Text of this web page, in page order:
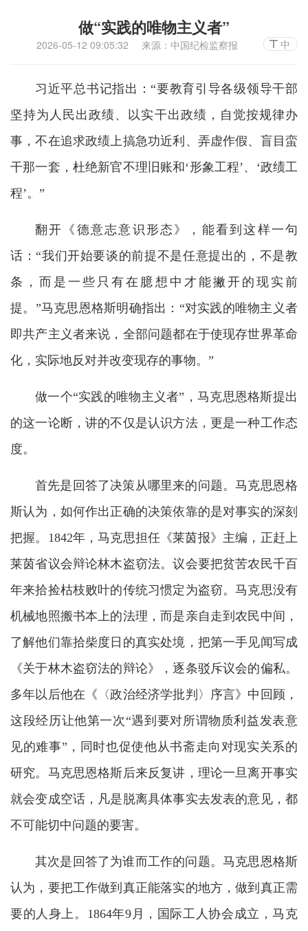
做“实践的唯物主义者”
2026-05-12 09:05:32 来源：中国纪检监察报 中
习近平总书记指出：“要教育引导各级领导干部
坚持为人民出政绩、以实干出政绩，自觉按规律办
事，不在追求政绩上搞急功近利、弄虚作假、盲目蛮
干那一套，杜绝新官不理旧账和‘形象工程’、‘政绩工
程’。”
翻开《德意志意识形态》，能看到这样一句
话：“我们开始要谈的前提不是任意提出的，不是教
条，而是一些只有在臆想中才能撇开的现实前
提。”马克思恩格斯明确指出：“对实践的唯物主义者
即共产主义者来说，全部问题都在于使现存世界革命
化，实际地反对并改变现存的事物。”
做一个“实践的唯物主义者”，马克思恩格斯提出
的这一论断，讲的不仅是认识方法，更是一种工作态
度。
首先是回答了决策从哪里来的问题。马克思恩格
斯认为，如何作出正确的决策依靠的是对事实的深刻
把握。1842年，马克思担任《莱茵报》主编，正赶上
莱茵省议会辩论林木盗窃法。议会要把贫苦农民千百
年来拾捡枯枝败叶的传统习惯定为盗窃。马克思没有
机械地照搬书本上的法理，而是亲自走到农民中间，
了解他们靠拾柴度日的真实处境，把第一手见闻写成
《关于林木盗窃法的辩论》，逐条驳斥议会的偏私。
多年以后他在《〈政治经济学批判〉序言》中回顾，
这段经历让他第一次“遇到要对所谓物质利益发表意
见的难事”，同时也促使他从书斋走向对现实关系的
研究。马克思恩格斯后来反复讲，理论一旦离开事实
就会变成空话，凡是脱离具体事实去发表的意见，都
不可能切中问题的要害。
其次是回答了为谁而工作的问题。马克思恩格斯
认为，要把工作做到真正能落实的地方，做到真正需
要的人身上。1864年9月，国际工人协会成立，马克